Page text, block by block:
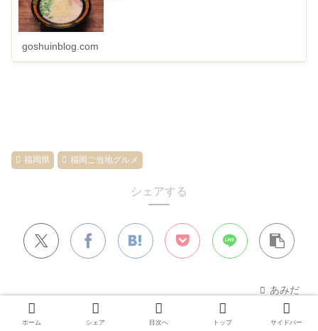
goshuinblog.com
福岡県 福岡ご当地グルメ
シェアする
あみだ
ホーム シェア 目次へ トップ サイドバー